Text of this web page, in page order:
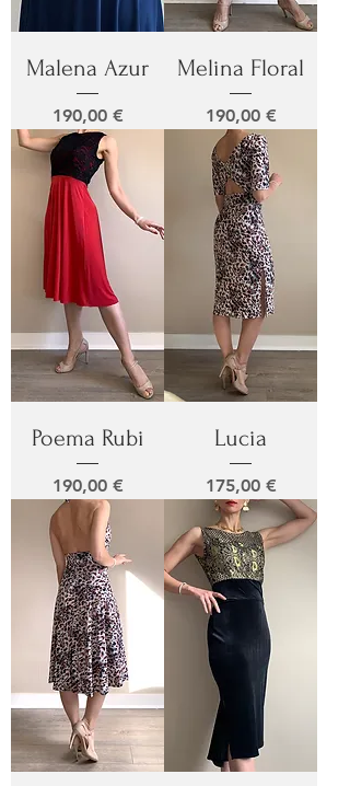
Malena Azur
Prix
190,00 €
Melina Floral
Prix
190,00 €
Poema Rubi
Prix
190,00 €
Lucia
Prix
175,00 €